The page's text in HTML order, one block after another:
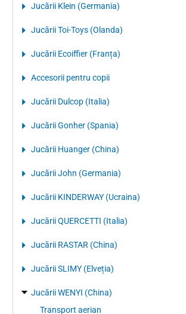
Jucării Klein (Germania)
Jucării Toi-Toys (Olanda)
Jucării Ecoiffier (Franța)
Accesorii pentru copii
Jucării Dulcop (Italia)
Jucării Gonher (Spania)
Jucării Huanger (China)
Jucării John (Germania)
Jucării KINDERWAY (Ucraina)
Jucării QUERCETTI (Italia)
Jucării RASTAR (China)
Jucării SLIMY (Elveția)
Jucării WENYI (China)
Transport aerian